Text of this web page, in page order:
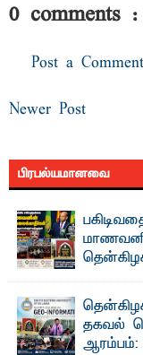
0 comments :
Post a Comment
Newer Post
பிரபல்யமானவை
"ஒ ரு மாணவனின்
கலைக்கப்படாது"
தகவல்
ஆரம்பம்: